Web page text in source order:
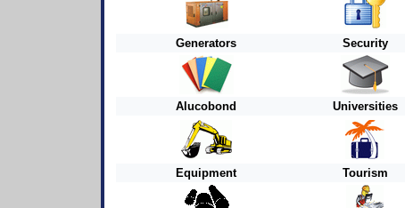
Generators Security
Alucobond Universities
Equipment Tourism